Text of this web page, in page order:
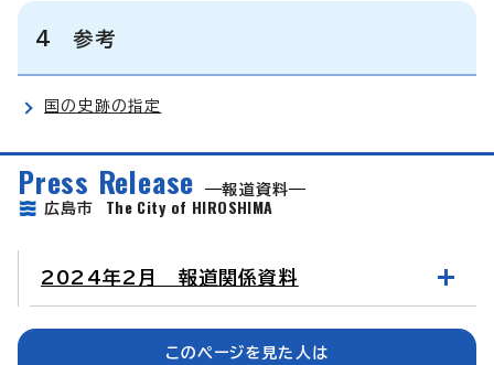
4 参考
国の史跡の指定
Press Release
報道資料
広島市 The City of HIROSHIMA
2024年2月 報道関係資料
このページを見た人は